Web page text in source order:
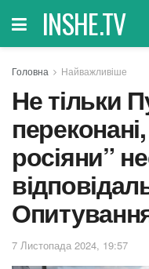
INSHE.TV
Головна Найважливіше
Не тільки
росіяни”
7 Листопада 2024, 19:57